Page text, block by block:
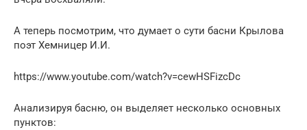
А теперь посмотрим, что думает о сути басни Крылова
поэт Хемницер И.И.
https://www.youtube.com/watch?v=cewHSFizcDc
Анализируя басню, он выделяет несколько основных
пунктов: